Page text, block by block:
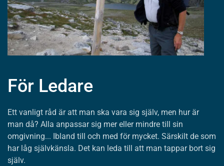
För Ledare
Ett vanligt råd är att man ska vara sig själv, men hur är
man då? Alla anpassar sig mer eller mindre till sin
omgivning... Ibland till och med för mycket. Särskilt de som
har låg självkänsla. Det kan leda till att man tappar bort sig
själv.